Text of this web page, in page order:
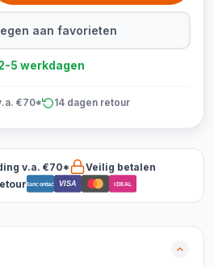
aan favorieten
5 werkdagen
€70* 14 dagen retour
v.a. €70*
Veilig betalen
Bancontact VISA iDEAL